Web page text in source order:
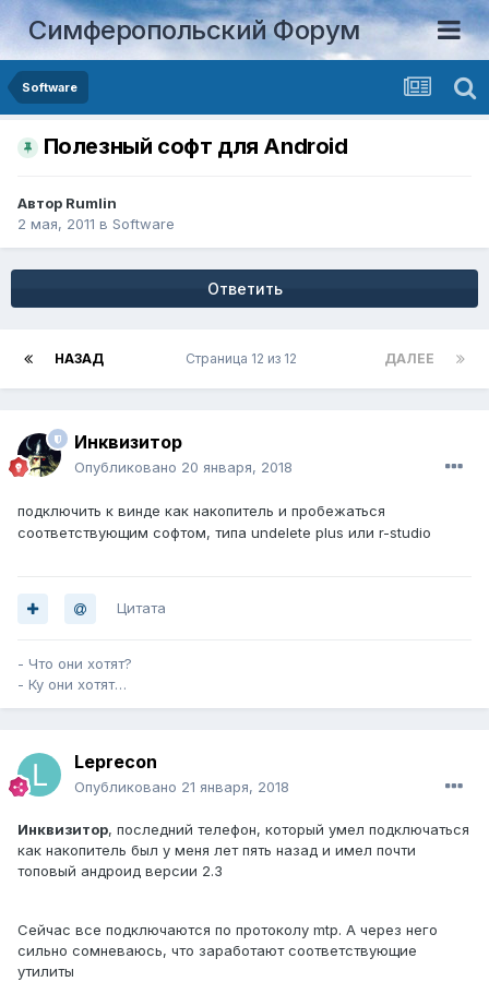
Симферопольский Форум
Software
Полезный софт для Android
Автор Rumlin
2 мая, 2011 в Software
Ответить
НАЗАД ДАЛЕЕ
Страница 12 из 12
Инквизитор
Опубликовано 20 января, 2018
подключить к винде как накопитель и пробежаться
соответствующим софтом, типа undelete plus или r-studio
Цитата
- Что они хотят?
- Ку они хотят…
Leprecon
Опубликовано 21 января, 2018
Инквизитор, последний телефон, который умел подключаться
как накопитель был у меня лет пять назад и имел почти
топовый андроид версии 2.3
Сейчас все подключаются по протоколу mtp. А через него
сильно сомневаюсь, что заработают соответствующие
утилиты